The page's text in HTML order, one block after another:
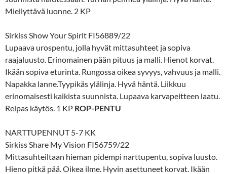
Miellyttävä luonne. 2 KP
Sirkiss Show Your Spirit FI56889/22
Lupaava urospentu, jolla hyvät mittasuhteet ja sopiva
raajaluusto. Erinomainen pään pituus ja malli. Hienot korvat.
Ikään sopiva eturinta. Rungossa oikea syvyys, vahvuus ja malli.
Napakka lanne.Tyypikäs ylälinja. Hyvä häntä. Liikkuu
erinomaisesti kaikista suunnista. Lupaava karvapeitteen laatu.
Reipas käytös. 1 KP ROP-PENTU
NARTTUPENNUT 5-7 KK
Sirkiss Share My Vision FI56759/22
Mittasuhteiltaan hieman pidempi narttupentu, sopiva luusto.
Hieno pitkä pää. Oikea ilme. Hyvin asettuneet korvat. Ikään